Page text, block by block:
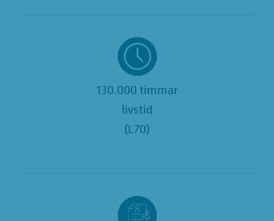
130.000 timmar
livstid
(L70)